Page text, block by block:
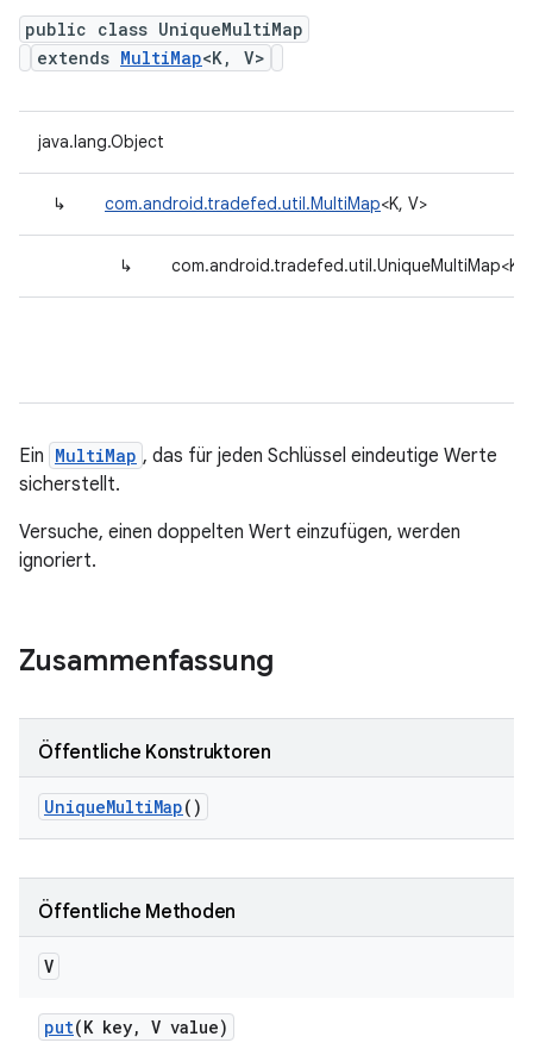
public class UniqueMultiMap
extends MultiMap<K, V>
java.lang.Object
↳ com.android.tradefed.util.MultiMap<K, V>
↳ com.android.tradefed.util.UniqueMultiMap<K,
Ein MultiMap , das für jeden Schlüssel eindeutige Werte
sicherstellt.
Versuche, einen doppelten Wert einzufügen, werden
ignoriert.
Zusammenfassung
Öffentliche Konstruktoren
UniqueMultiMap()
Öffentliche Methoden
V
put(K key, V value)